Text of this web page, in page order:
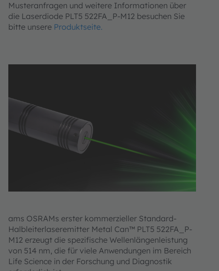
Musteranfragen und weitere Informationen über
die Laserdiode PLT5 522FA_P-M12 besuchen Sie
bitte unsere Produktseite.
ams OSRAMs erster kommerzieller Standard-
Halbleiterlaseremitter Metal Can™ PLT5 522FA_P-
M12 erzeugt die spezifische Wellenlängenleistung
von 514 nm, die für viele Anwendungen im Bereich
Life Science in der Forschung und Diagnostik